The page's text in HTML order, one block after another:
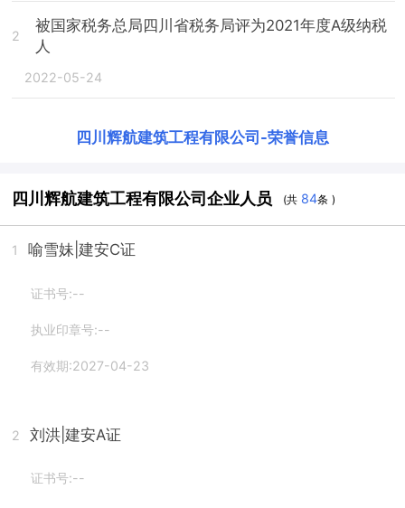
2
被国家税务总局四川省税务局评为2021年度A级纳税
人
2022-05-24
四川辉航建筑工程有限公司 -荣誉信息
四川辉航建筑工程有限公司企业人员 (共 84条 )
1 喻雪妹 |建安C证
证书号:--
执业印章号:--
有效期:2027-04-23
2 刘洪 |建安A证
证书号:--